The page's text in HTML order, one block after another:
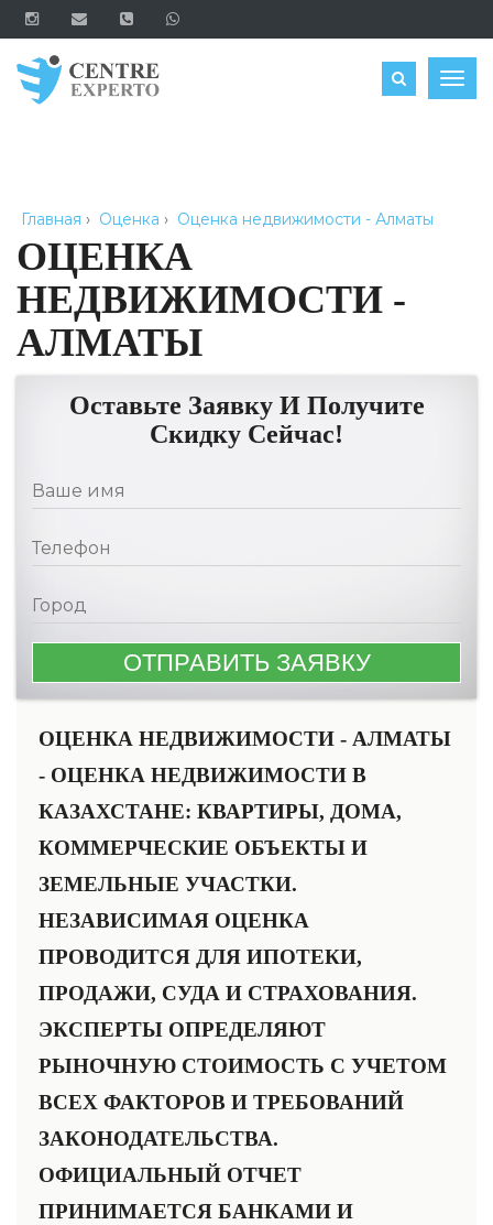
ЗАКАЗАТЬ
Главная › Оценка › Оценка недвижимости - Алматы
ОЦЕНКА
НЕДВИЖИМОСТИ -
АЛМАТЫ
Оставьте Заявку И Получите
Скидку Сейчас!
ОЦЕНКА НЕДВИЖИМОСТИ - АЛМАТЫ
- ОЦЕНКА НЕДВИЖИМОСТИ В
КАЗАХСТАНЕ: КВАРТИРЫ, ДОМА,
КОММЕРЧЕСКИЕ ОБЪЕКТЫ И
ЗЕМЕЛЬНЫЕ УЧАСТКИ.
НЕЗАВИСИМАЯ ОЦЕНКА
ПРОВОДИТСЯ ДЛЯ ИПОТЕКИ,
ПРОДАЖИ, СУДА И СТРАХОВАНИЯ.
ЭКСПЕРТЫ ОПРЕДЕЛЯЮТ
РЫНОЧНУЮ СТОИМОСТЬ С УЧЕТОМ
ВСЕХ ФАКТОРОВ И ТРЕБОВАНИЙ
ЗАКОНОДАТЕЛЬСТВА.
ОФИЦИАЛЬНЫЙ ОТЧЕТ
ПРИНИМАЕТСЯ БАНКАМИ И